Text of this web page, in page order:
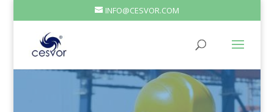
INFO@CESVOR.COM